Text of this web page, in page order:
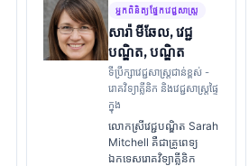
អ្នកពិនិត្យផ្នែកវេជ្ជសាស្ត្រ
សារ៉ា មីឆែល, វេជ្ជ
បណ្ឌិត, បណ្ឌិត
ទីប្រឹក្សាវេជ្ជសាស្ត្រជាន់ខ្ពស់ -
រោគវិទ្យាគ្លីនិក និងវេជ្ជសាស្ត្រផ្ទៃ
ក្នុង
លោកស្រីវេជ្ជបណ្ឌិត Sarah
Mitchell គឺជាគ្រូពេទ្យ
ឯកទេសរោគវិទ្យាគ្លីនិក